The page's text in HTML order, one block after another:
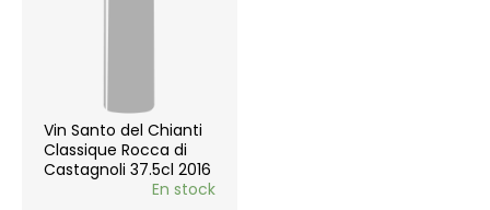
Vin Santo del Chianti
Classique Rocca di
Castagnoli 37.5cl 2016
En stock